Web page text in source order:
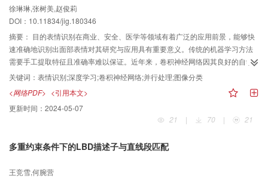
LBP两种变体，发现mesh-LBP（
LBP（$α_2$）适用于表情变化；通过对比原始mesh-LBP及其3种改进，发现
mesh-tLBP对于人脸不同表情变化下的识别准确率最高有0.5%的提升；通过对
比3种不同的统计方法，发现采用整体编码图像进行统计的特征尽管弱于局部分
块直方图，但相比整体直方图，识别率在不同表情变化下最高有46.8%的提
升。结论mesh-LBP特征是一种优良的3维局部纹理特征，未来将会在3维医学
徐琳琳,张树美,赵俊莉
DOI：10.11834/jig.180346
摘要： 目的表情识别在商业、安全、医学等领域有着广泛的应用前景，能够快
速准确地识别出面部表情对其研究与应用具有重要意义。传统的机器学习方法
需要手工提取特征且准确率难以保证。近年来，卷积神经网络因其良好的自学
习和泛化能力得到广泛应用，但还存在表情特征提取困难、网络训练时间过长
等问题，针对以上问题，提出一种基于并行卷积神经网络的表情识别方法。方
法首先对面部表情图像进行人脸定位、灰度统一以及角度调整等预处理，去除
了复杂的背景、光照、角度等影响，得到了精确的人脸部分。然后针对表情图
像设计一个具有两个并行卷积池化单元的卷积神经网络，可以提取细微的表情
最后送入SoftMax层进行分类。结果实验使用提出的并行卷积神经网络在CK+、
均值，在CK+及FER2013上取得了94.03%与65.6%的准确率。迭代一次的时间
关键词： 表情识别;深度学习;卷积神经网络;并行处理;图像分类
<网络PDF> <引用本文>
更新时间： 2024-05-07
21
| 70 | 21
多重约束条件下的LBD描述子与直线段匹配
王竞雪,何腕营